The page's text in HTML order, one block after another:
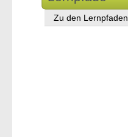
Zu den Lernpfaden